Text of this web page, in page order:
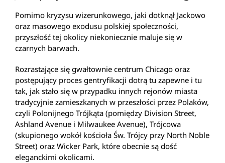
Pomimo kryzysu wizerunkowego, jaki dotknął Jackowo
oraz masowego exodusu polskiej społeczności,
przyszłość tej okolicy niekoniecznie maluje się w
czarnych barwach.
Rozrastające się gwałtownie centrum Chicago oraz
postępujący proces gentryfikacji dotrą tu zapewne i tu
tak, jak stało się w przypadku innych rejonów miasta
tradycyjnie zamieszkanych w przeszłości przez Polaków,
czyli Polonijnego Trójkąta (pomiędzy Division Street,
Ashland Avenue i Milwaukee Avenue), Trójcowa
(skupionego wokół kościoła Św. Trójcy przy North Noble
Street) oraz Wicker Park, które obecnie są dość
eleganckimi okolicami.